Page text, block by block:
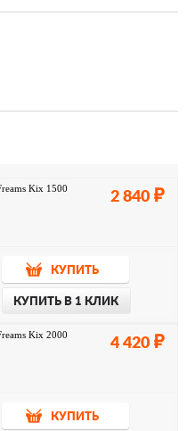
Kix 1500
2 840
КУПИТЬ
КУПИТЬ В 1 КЛИК
Kix 2000
4 420
КУПИТЬ